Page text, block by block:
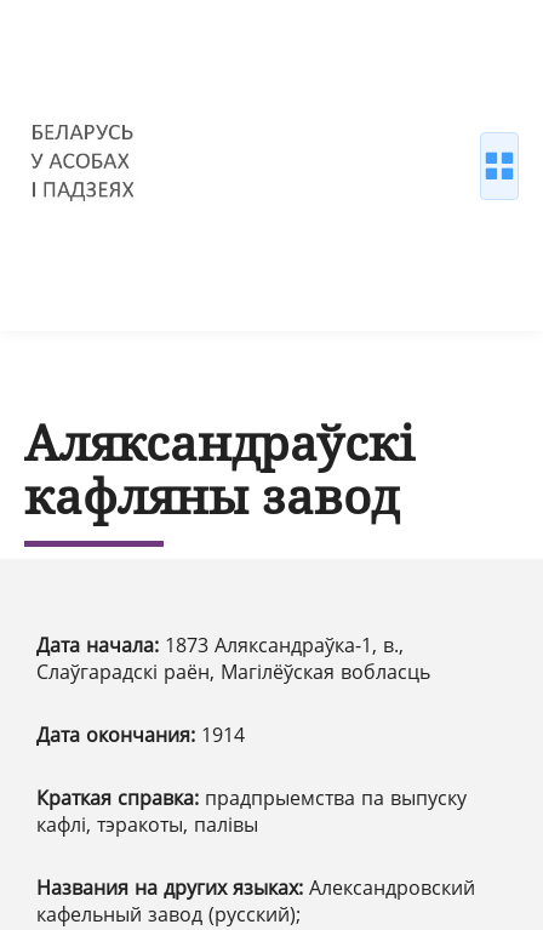
Аляксандраўскі
кафляны завод
Дата начала: 1873 Аляксандраўка-1, в.,
Слаўгарадскі раён, Магілёўская вобласць
Дата окончания: 1914
Краткая справка: прадпрыемства па выпуску
кафлі, тэракоты, палівы
Названия на других языках: Александровский
кафельный завод (русский);